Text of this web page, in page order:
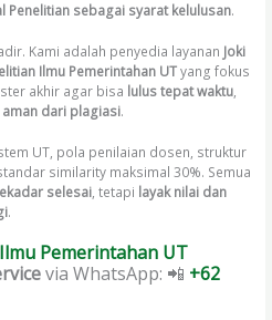
Penelitian sebagai syarat kelulusan.
Kami adalah penyedia layanan Joki
Ilmu Pemerintahan UTyang fokus
akhir agar bisa lulus tepat waktu
aman dari plagiasi.
UT, pola penilaian dosen, struktur
similarity maksimal 30%. Semua
selesai , tetapi layak nilai dan
.
Pemerintahan UT
via WhatsApp: 📲 +62